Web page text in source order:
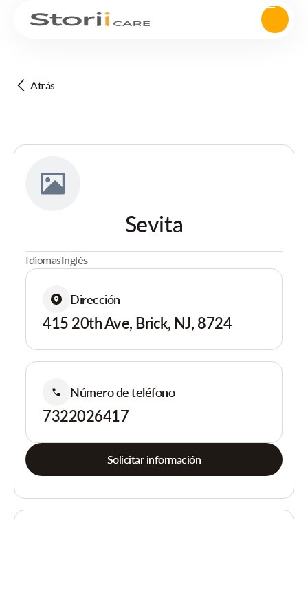
Atrás
Sevita
IdiomasInglés
Dirección
415 20th Ave, Brick, NJ, 8724
Número de teléfono
7322026417
Solicitar información